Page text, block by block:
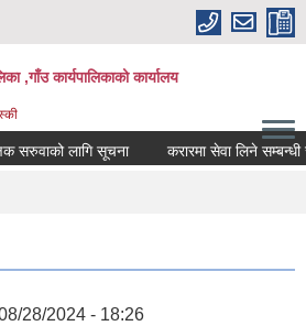
,गाँउ कार्यपालिकाको कार्यालय
सरुवाको लागि सूचना करारमा सेवा लिने सम्बन्धी
28/2024 - 18:26